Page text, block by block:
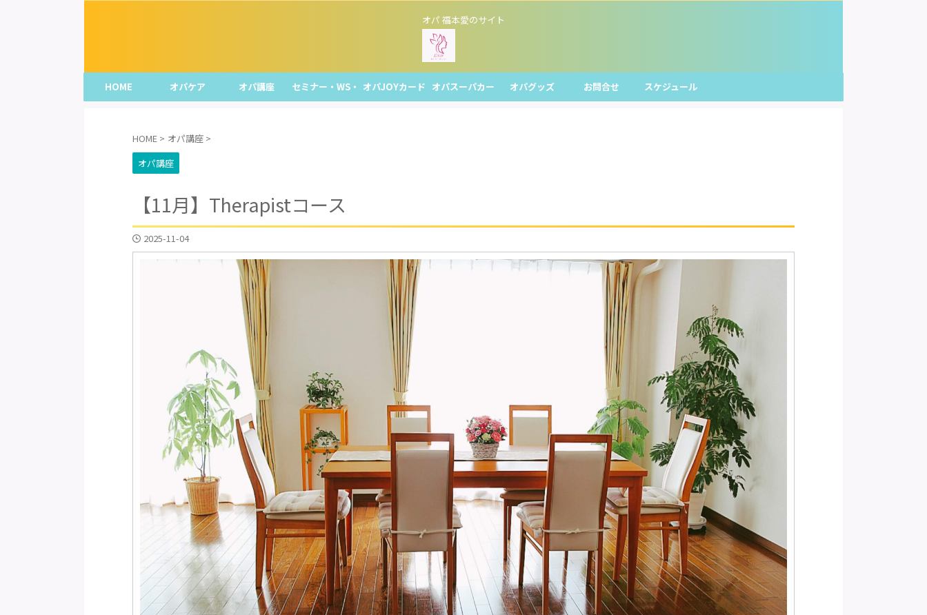
オパ 福本愛のサイト
HOME オパケア オパ講座 セミナー・WS・ オパJOYカード オパスーパカー オパグッズ お問合せ スケジュール
HOME > オパ講座 >
オパ講座
【11月】Therapistコース
2025-11-04